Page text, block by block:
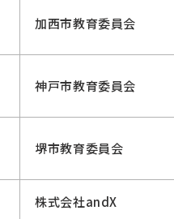
加西市教育委員会
神戸市教育委員会
堺市教育委員会
株式会社andX